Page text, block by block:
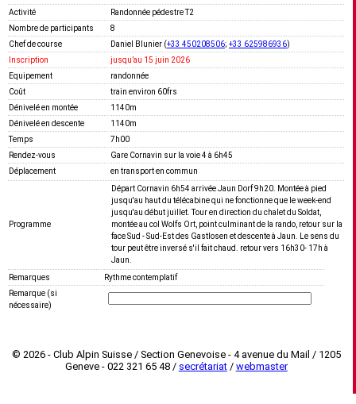
Activité
Randonnée pédestre T2
Nombre de participants
8
Chef de course
Daniel Blunier (+33 450208506; +33 625986936)
Inscription
jusquʼau 15 juin 2026
Equipement
randonnée
Coût
train environ 60frs
Dénivelé en montée
1140m
Dénivelé en descente
1140m
Temps
7h00
Rendez-vous
Gare Cornavin sur la voie 4 à 6h45
Déplacement
en transport en commun
Programme
Départ Cornavin 6h54 arrivée Jaun Dorf 9h20. Montée à pied
jusqu'au haut du télécabine qui ne fonctionne que le week-end
jusqu'au début juillet. Tour en direction du chalet du Soldat,
montée au col Wolfs Ort, point culminant de la rando, retour sur la
face Sud - Sud-Est des Gastlosen et descente à Jaun. Le sens du
tour peut être inversé s'il fait chaud. retour vers 16h30- 17h à
Jaun.
Remarques
Rythme contemplatif
Remarque (si
nécessaire)
© 2026 - Club Alpin Suisse / Section Genevoise - 4 avenue du Mail / 1205
Geneve - 022 321 65 48 / secrétariat/ webmaster